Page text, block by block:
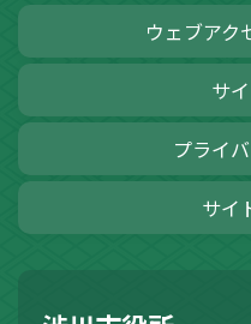
ウェブアク
サ
プライ
サイ